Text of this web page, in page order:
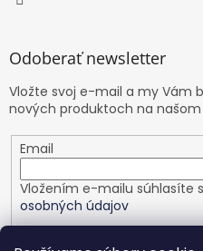
Odoberať newsletter
Vložte svoj e-mail a my Vám
nových produktoch na
Email
Vložením e-mailu súhlasíte s
osobných údajov